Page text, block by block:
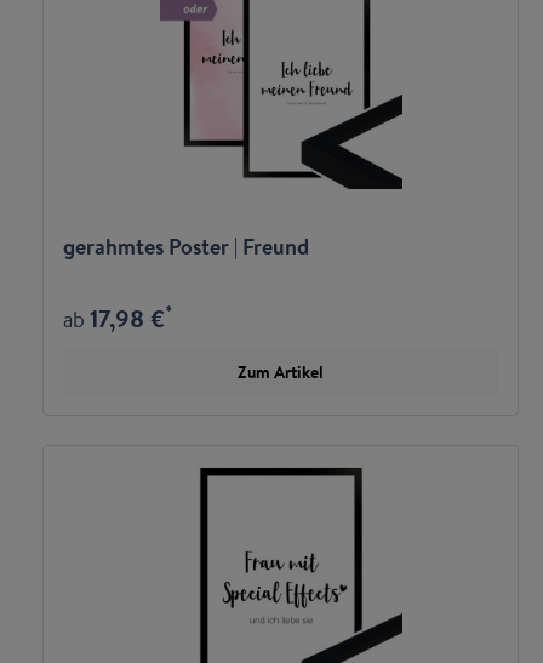
gerahmtes Poster | Freund
ab17,98 €*
Zum Artikel